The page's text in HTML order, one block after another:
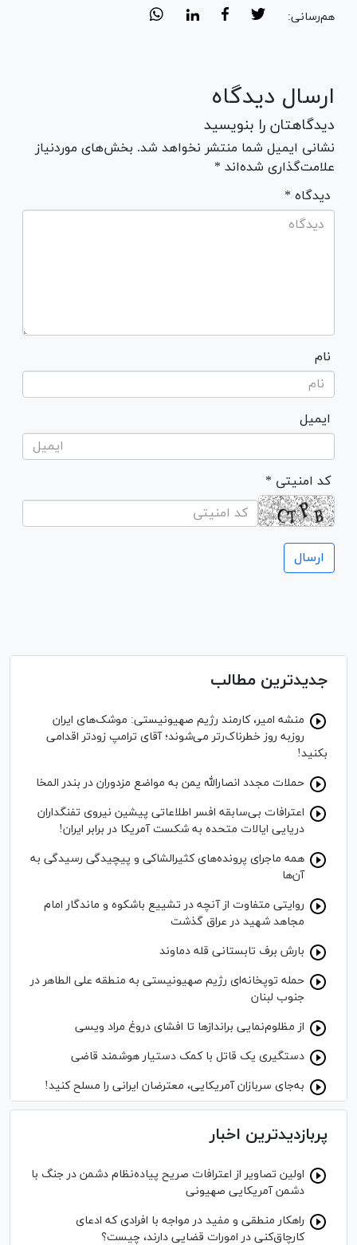
هم‌رسانی:
ارسال دیدگاه
دیدگاهتان را بنویسید
نشانی ایمیل شما منتشر نخواهد شد. بخش‌های موردنیاز
علامت‌گذاری شده‌اند *
* دیدگاه
نام
ایمیل
* کد امنیتی
جدیدترین مطالب
منشه امیر، کارمند رژیم صهیونیستی: موشک‌های ایران
روزبه روز خطرناک‌رتر می‌شوند؛ آقای ترامپ زودتر اقدامی
بکنید!
حملات مجدد انصارالله یمن به مواضع مزدوران در بندر المخا
اعترافات بی‌سابقه افسر اطلاعاتی پیشین نیروی تفنگداران
دریایی ایالات متحده به شکست آمریکا در برابر ایران!
همه ماجرای پرونده‌های کثیرالشاکی و پیچیدگی رسیدگی به
آن‌ها
روایتی متفاوت از آنچه در تشییع باشکوه و ماندگار امام
مجاهد شهید در عراق گذشت
بارش برف تابستانی قله دماوند
حمله توپخانه‌ای رژیم صهیونیستی به منطقه علی الطاهر در
جنوب لبنان
از مظلوم‌نمایی برانداز‌ها تا افشای دروغ مراد ویسی
دستگیری یک قاتل با کمک دستیار هوشمند قاضی
به‌جای سربازان آمریکایی، معترضان ایرانی را مسلح کنید!
پربازدیدترین اخبار
اولین تصاویر از اعترافات صریح پیاده‌نظام‌ دشمن در جنگ با
دشمن آمریکایی صهیونی
راهکار منطقی و مفید در مواجه با افرادی که ادعای
کارچاق‌کنی در امورات قضایی دارند، چیست؟